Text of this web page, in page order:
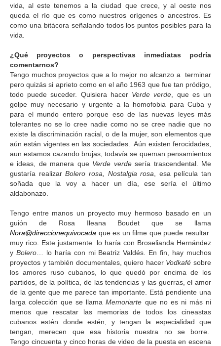
vida, al este tenemos a la ciudad que crece, y al oeste nos
queda el río que es como nuestros orígenes o ancestros. Es
como una bitácora señalando todos los puntos posibles para la
vida.
¿Qué proyectos o perspectivas inmediatas podría
comentarnos?
Tengo muchos proyectos que a lo mejor no alcanzo a terminar
pero quizás si aprieto como en el año 1963 que fue tan pródigo,
todo puede suceder. Quisiera hacer Verde verde , que es un
golpe muy necesario y urgente a la homofobia para Cuba y
para el mundo entero porque eso de las nuevas leyes más
tolerantes no se lo cree nadie como no se cree nadie que no
existe la discriminación racial, o de la mujer, son elementos que
aún están vigentes en las sociedades. Aún existen ferocidades,
aun estamos cazando brujas, todavía se queman pensamientos
e ideas, de manera que Verde verdesería trascendental. Me
gustaría realizarBolero rosa, Nostalgia rosa , esa película tan
soñada que la voy a hacer un día, ese sería el último
aldabonazo.
Tengo entre manos un proyecto muy hermoso basado en un
guión de Rosa Ileana Boudet que se llama
Nora@direccionequivocada que es un filme que puede resultar
muy rico. Este justamente lo haría con Broselianda Hernández
y Bolero… lo haría con mi Beatriz Valdés. En fin, hay muchos
proyectos y también documentales, quiero hacer Vodkafé sobre
los amores ruso cubanos, lo que quedó por encima de los
partidos, de la política, de las tendencias y las guerras, el amor
de la gente que me parece tan importante. Está pendiente una
larga colección que se llamaMemoriarte que no es ni más ni
menos que rescatar las memorias de todos los cineastas
cubanos estén donde estén, y tengan la especialidad que
tengan, merecen que esa historia nuestra no se borre.
Tengo cincuenta y cinco horas de video de la puesta en escena